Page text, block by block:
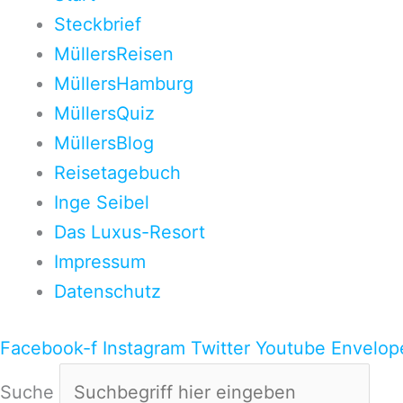
Steckbrief
MüllersReisen
MüllersHamburg
MüllersQuiz
MüllersBlog
Reisetagebuch
Inge Seibel
Das Luxus-Resort
Impressum
Datenschutz
Facebook-f Instagram Twitter Youtube
Suche